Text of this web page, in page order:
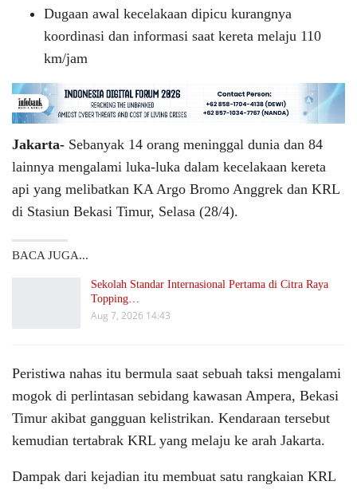
Dugaan awal kecelakaan dipicu kurangnya
koordinasi dan informasi saat kereta melaju 110
km/jam
Jakarta- Sebanyak 14 orang meninggal dunia dan 84
lainnya mengalami luka-luka dalam kecelakaan kereta
api yang melibatkan KA Argo Bromo Anggrek dan KRL
di Stasiun Bekasi Timur, Selasa (28/4).
BACA JUGA...
Sekolah Standar Internasional Pertama di Citra Raya
Topping…
Aug 7, 2026 14:43
Peristiwa nahas itu bermula saat sebuah taksi mengalami
mogok di perlintasan sebidang kawasan Ampera, Bekasi
Timur akibat gangguan kelistrikan. Kendaraan tersebut
kemudian tertabrak KRL yang melaju ke arah Jakarta.
Dampak dari kejadian itu membuat satu rangkaian KRL